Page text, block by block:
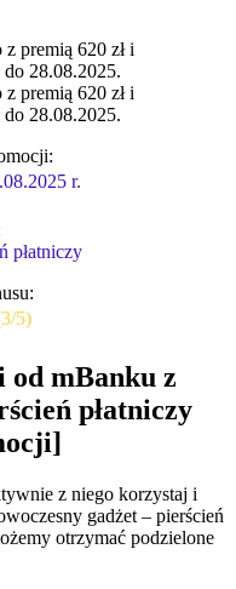
r.
płatniczy
5)
od mBanku z
płatniczy
z niego korzystaj i
gadżet – pierścień
otrzymać podzielone